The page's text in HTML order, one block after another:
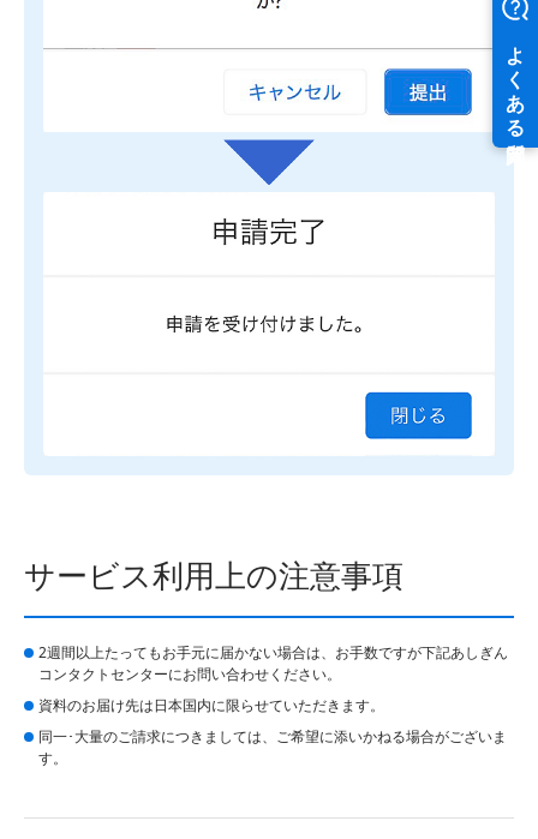
サービス利用上の注意事項
2週間以上たってもお手元に届かない場合は、お手数ですが下記あしぎん
コンタクトセンターにお問い合わせください。
資料のお届け先は日本国内に限らせていただきます。
同一･大量のご請求につきましては、ご希望に添いかねる場合がございま
す。